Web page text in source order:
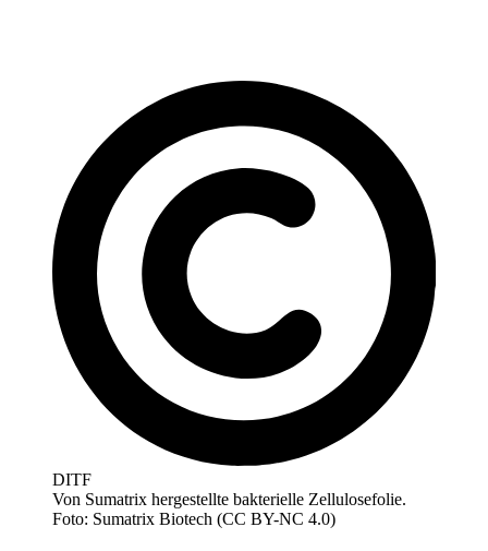
DITF
Von Sumatrix hergestellte bakterielle Zellulosefolie.
Foto: Sumatrix Biotech (CC BY-NC 4.0)